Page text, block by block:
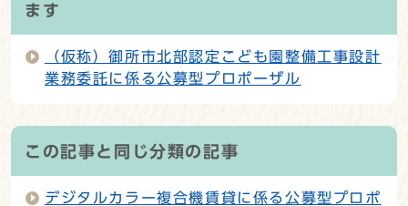
ます
（仮称）御所市北部認定こども園整備工事設計
業務委託に係る公募型プロポーザル
この記事と同じ分類の記事
デジタルカラー複合機賃貸に係る公募型プロポ